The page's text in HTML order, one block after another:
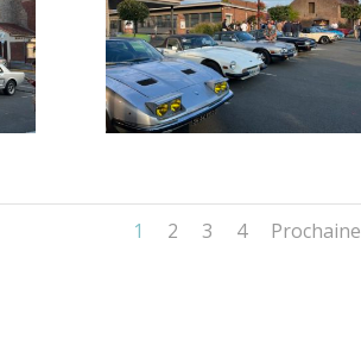
1 2 3 4 Prochaine